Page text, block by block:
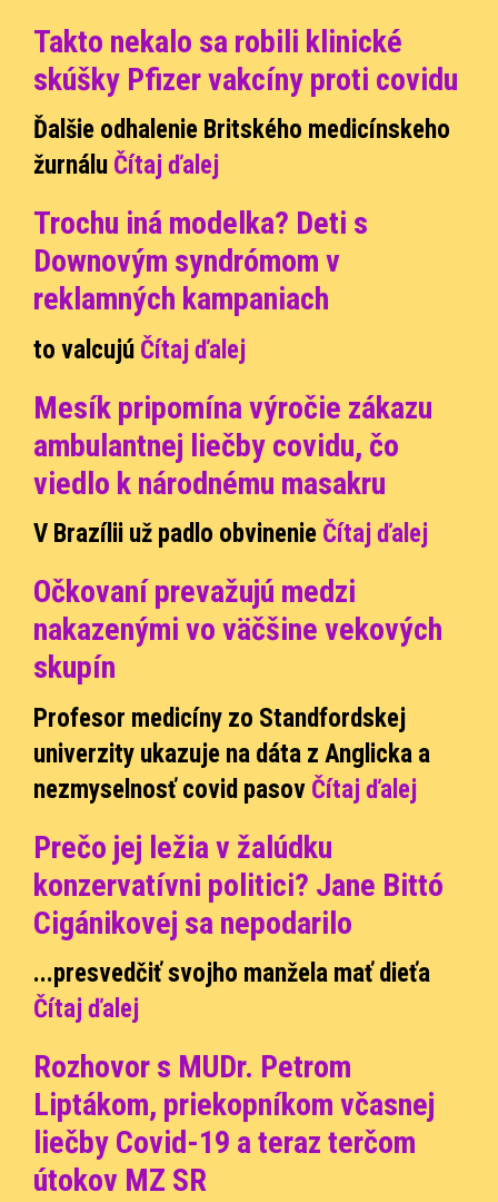
Takto nekalo sa robili klinické
skúšky Pfizer vakcíny proti covidu
Ďalšie odhalenie Britského medicínskeho
žurnálu Čítaj ďalej
Trochu iná modelka? Deti s
Downovým syndrómom v
reklamných kampaniach
to valcujú Čítaj ďalej
Mesík pripomína výročie zákazu
ambulantnej liečby covidu, čo
viedlo k národnému masakru
V Brazílii už padlo obvinenie Čítaj ďalej
Očkovaní prevažujú medzi
nakazenými vo väčšine vekových
skupín
Profesor medicíny zo Standfordskej
univerzity ukazuje na dáta z Anglicka a
nezmyselnosť covid pasov Čítaj ďalej
Prečo jej ležia v žalúdku
konzervatívni politici? Jane Bittó
Cigánikovej sa nepodarilo
...presvedčiť svojho manžela mať dieťa
Čítaj ďalej
Rozhovor s MUDr. Petrom
Liptákom, priekopníkom včasnej
liečby Covid-19 a teraz terčom
útokov MZ SR